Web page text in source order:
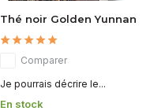
Thé noir Golden Yunnan
Comparer
Je pourrais décrire le...
En stock